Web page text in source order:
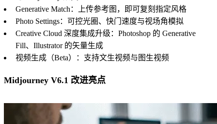
Generative Match：上传参考图，即可复刻指定风格
Photo Settings：可控光圈、快门速度与视场角模拟
Creative Cloud 深度集成升级：Photoshop 的 Generative
Fill、Illustrator 的矢量生成
视频生成（Beta）：支持文生视频与图生视频
Midjourney V6.1 改进亮点